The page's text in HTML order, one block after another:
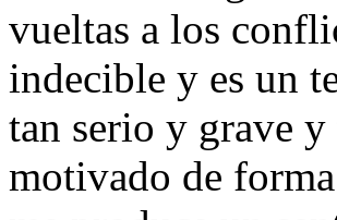
vueltas a los
indecible y es un
tan serio y grave
motivado de